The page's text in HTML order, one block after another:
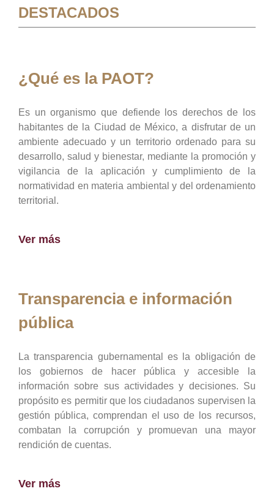
DESTACADOS
¿Qué es la PAOT?
Es un organismo que defiende los derechos de los
habitantes de la Ciudad de México, a disfrutar de un
ambiente adecuado y un territorio ordenado para su
desarrollo, salud y bienestar, mediante la promoción y
vigilancia de la aplicación y cumplimiento de la
normatividad en materia ambiental y del ordenamiento
territorial.
Ver más
Transparencia e información
pública
La transparencia gubernamental es la obligación de
los gobiernos de hacer pública y accesible la
información sobre sus actividades y decisiones. Su
propósito es permitir que los ciudadanos supervisen la
gestión pública, comprendan el uso de los recursos,
combatan la corrupción y promuevan una mayor
rendición de cuentas.
Ver más